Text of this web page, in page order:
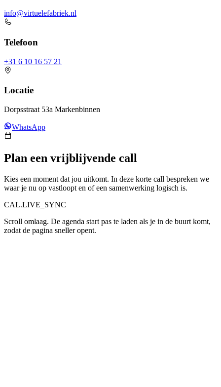
info@virtuelefabriek.nl
Telefoon
+31 6 10 16 57 21
Locatie
Dorpsstraat 53a Markenbinnen
WhatsApp
Plan een vrijblijvende call
Kies een moment dat jou uitkomt. In deze korte call bespreken we
waar je nu op vastloopt en of een samenwerking logisch is.
CAL.LIVE_SYNC
Scroll omlaag. De agenda start pas te laden als je in de buurt komt,
zodat de pagina sneller opent.